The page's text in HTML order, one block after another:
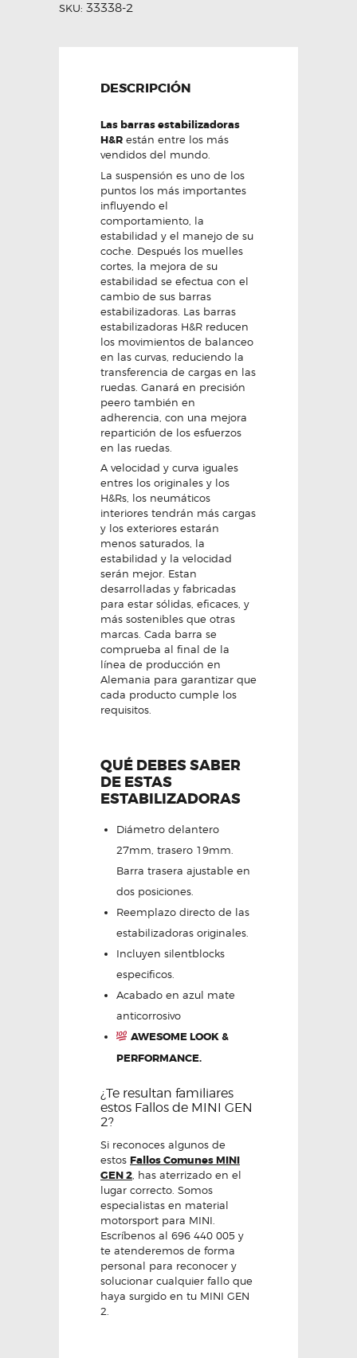
SKU: 33338-2
DESCRIPCIÓN
Las barras estabilizadoras
H&R están entre los más
vendidos del mundo.
La suspensión es uno de los
puntos los más importantes
influyendo el
comportamiento, la
estabilidad y el manejo de su
coche. Después los muelles
cortes, la mejora de su
estabilidad se efectua con el
cambio de sus barras
estabilizadoras. Las barras
estabilizadoras H&R reducen
los movimientos de balanceo
en las curvas, reduciendo la
transferencia de cargas en las
ruedas. Ganará en precisión
peero también en
adherencia, con una mejora
repartición de los esfuerzos
en las ruedas.
A velocidad y curva iguales
entres los originales y los
H&Rs, los neumáticos
interiores tendrán más cargas
y los exteriores estarán
menos saturados, la
estabilidad y la velocidad
serán mejor. Estan
desarrolladas y fabricadas
para estar sólidas, eficaces, y
más sostenibles que otras
marcas. Cada barra se
comprueba al final de la
línea de producción en
Alemania para garantizar que
cada producto cumple los
requisitos.
QUÉ DEBES SABER
DE ESTAS
ESTABILIZADORAS
Diámetro delantero
27mm, trasero 19mm.
Barra trasera ajustable en
dos posiciones.
Reemplazo directo de las
estabilizadoras originales.
Incluyen silentblocks
especificos.
Acabado en azul mate
anticorrosivo
AWESOME LOOK &
PERFORMANCE.
¿Te resultan familiares
estos Fallos de MINI GEN
2?
Si reconoces algunos de
estos Fallos Comunes MINI
GEN 2 , has aterrizado en el
lugar correcto. Somos
especialistas en material
motorsport para MINI.
Escríbenos al 696 440 005 y
te atenderemos de forma
personal para reconocer y
solucionar cualquier fallo que
haya surgido en tu MINI GEN
2.